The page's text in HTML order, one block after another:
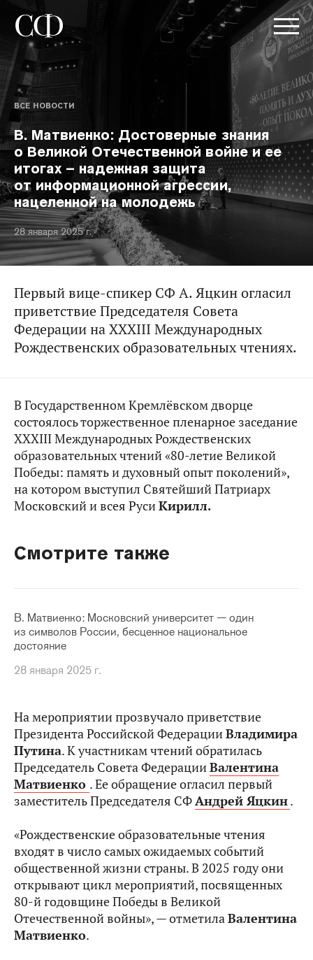
ВСЕ НОВОСТИ
В. Матвиенко: Достоверные знания
о Великой Отечественной войне и ее
итогах – надежная защита
от информационной агрессии,
нацеленной на молодежь
28 января 2025 г.
Первый вице-спикер СФ А. Яцкин огласил
приветствие Председателя Совета
Федерации на XXXIII Международных
Рождественских образовательных чтениях.
В Государственном Кремлёвском дворце
состоялось торжественное пленарное заседание
XXXIII Международных Рождественских
образовательных чтений «80-летие Великой
Победы: память и духовный опыт поколений»,
на котором выступил Святейший Патриарх
Московский и всея РусиКирилл.
Смотрите также
В. Матвиенко: Московский университет — один
из символов России, бесценное национальное
достояние
28 января 2025 г.
На мероприятии прозвучало приветствие
Президента Российской ФедерацииВладимира
Путина. К участникам чтений обратилась
Председатель Совета ФедерацииВалентина
Матвиенко . Ее обращение огласил первый
заместитель Председателя СФАндрей Яцкин.
«Рождественские образовательные чтения
входят в число самых ожидаемых событий
общественной жизни страны. В 2025 году они
открывают цикл мероприятий, посвященных
80-й годовщине Победы в Великой
Отечественной войны», — отметилаВалентина
Матвиенко.